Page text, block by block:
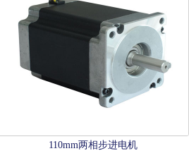
110mm两相步进电机